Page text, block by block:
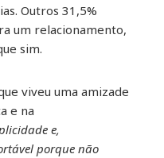
Outros 31,5%
um relacionamento,
sim.
viveu uma amizade
e na
e,
porque não